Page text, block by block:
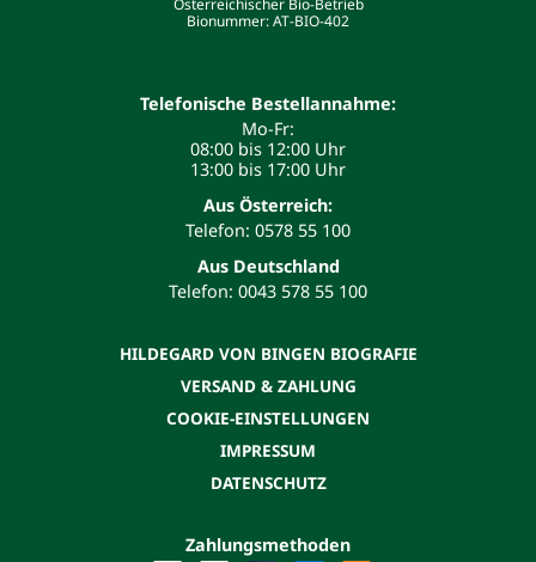
Österreichischer Bio-Betrieb
Bionummer: AT-BIO-402
Telefonische Bestellannahme:
Mo-Fr:
08:00 bis 12:00 Uhr
13:00 bis 17:00 Uhr
Aus Österreich:
Telefon: 0578 55 100
Aus Deutschland
Telefon: 0043 578 55 100
HILDEGARD VON BINGEN BIOGRAFIE
VERSAND & ZAHLUNG
COOKIE-EINSTELLUNGEN
IMPRESSUM
DATENSCHUTZ
Zahlungsmethoden